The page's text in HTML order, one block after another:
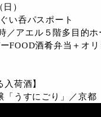
）
い呑パスポート
アエル５階多目的ホ
FOOD酒肴弁当＋オ
入荷酒】
「うすにごり」／京都